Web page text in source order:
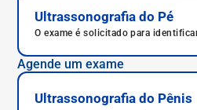
Ultrassonografia do Pé
O exame é solicitado para
Agende um exame
Ultrassonografia do Pênis